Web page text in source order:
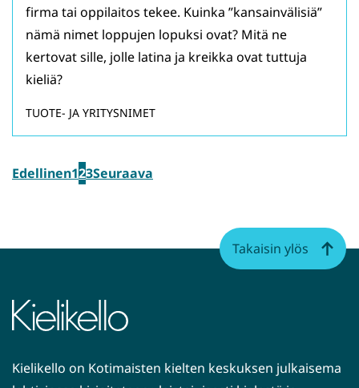
firma tai oppilaitos tekee. Kuinka ”kansainvälisiä”
nämä nimet loppujen lopuksi ovat? Mitä ne
kertovat sille, jolle latina ja kreikka ovat tuttuja
kieliä?
TUOTE- JA YRITYSNIMET
Edellinen123Seuraava
Kielikello on Kotimaisten kielten keskuksen julkaisema
Takaisin ylös